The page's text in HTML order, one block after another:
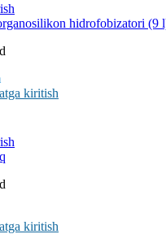
hidrofobizatori (9
kiritish
kiritish